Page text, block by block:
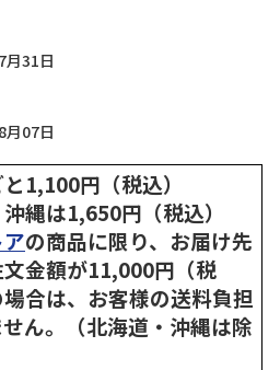
月31日
月07日
1,100円（税込）
縄は1,650円（税込）
の商品に限り、お届け先
金額が11,000円（税
合は、お客様の送料負担
ん。（北海道・沖縄は除